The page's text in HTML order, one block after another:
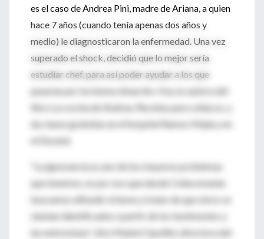
es el caso de Andrea Pini, madre de Ariana, a quien
hace 7 años (cuando tenía apenas dos años y
medio) le diagnosticaron la enfermedad. Una vez
superado el shock, decidió que lo mejor sería
estudiar chef, para así poder ayudar a los que
pasaran por la misma situación. Hoy es autora del
libro La cocina de Andrea. Recetas para celíacos, y
da clases gratuitas en el hospital Ramos Mejía y en
el Durand.
"La ignorancia es uno de los mayores problemas
que tenemos, es por eso que desde Celiacomanía
buscamos difundir el tema y tratar de que otros se
sientan identificados a partir de los testimonios y
las entrevistas", dice Mabel Cipollini, directora del